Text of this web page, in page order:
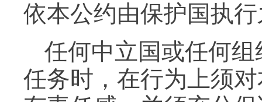
依本公约由保护国执
任何中立国或任何
任务时，在行为上须